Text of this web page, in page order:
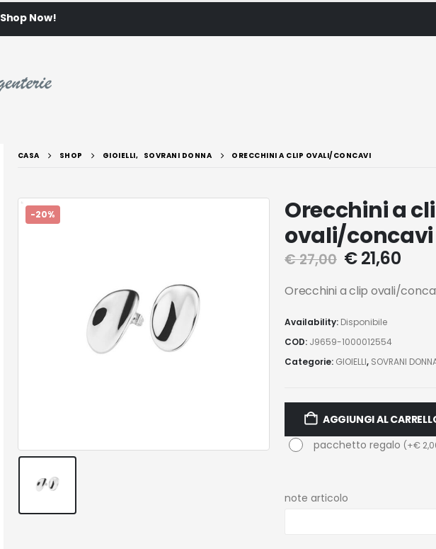
Shop Now!
CASA SHOP GIOIELLI, SOVRANI DONNA ORECCHINI A CLIP OVALI/CONCAVI
-20%
Orecchini a
ovali/concavi
€27,00 €21,60
Orecchini a clip ovali/
Availability: Disponibile
COD: J9659-1000012554
Categorie: GIOIELLI, SOVRANI
AGGIUNGI AL
pacchetto regalo (+€
note articolo